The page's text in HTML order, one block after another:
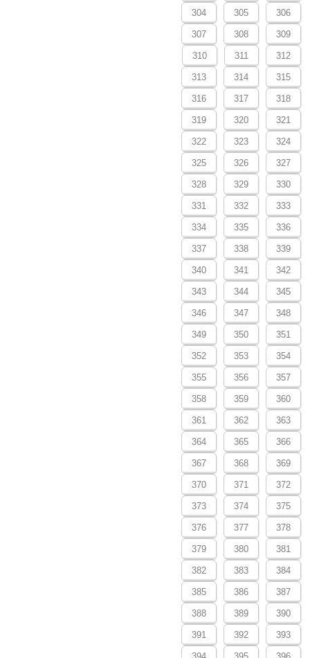
304 305 306
307 308 309
310 311 312
313 314 315
316 317 318
319 320 321
322 323 324
325 326 327
328 329 330
331 332 333
334 335 336
337 338 339
340 341 342
343 344 345
346 347 348
349 350 351
352 353 354
355 356 357
358 359 360
361 362 363
364 365 366
367 368 369
370 371 372
373 374 375
376 377 378
379 380 381
382 383 384
385 386 387
388 389 390
391 392 393